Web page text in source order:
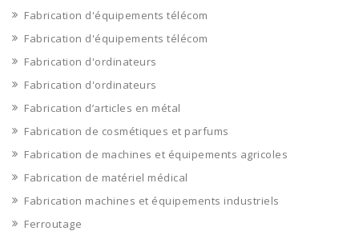
Fabrication d'équipements télécom
Fabrication d'équipements télécom
Fabrication d'ordinateurs
Fabrication d'ordinateurs
Fabrication d’articles en métal
Fabrication de cosmétiques et parfums
Fabrication de machines et équipements agricoles
Fabrication de matériel médical
Fabrication machines et équipements industriels
Ferroutage